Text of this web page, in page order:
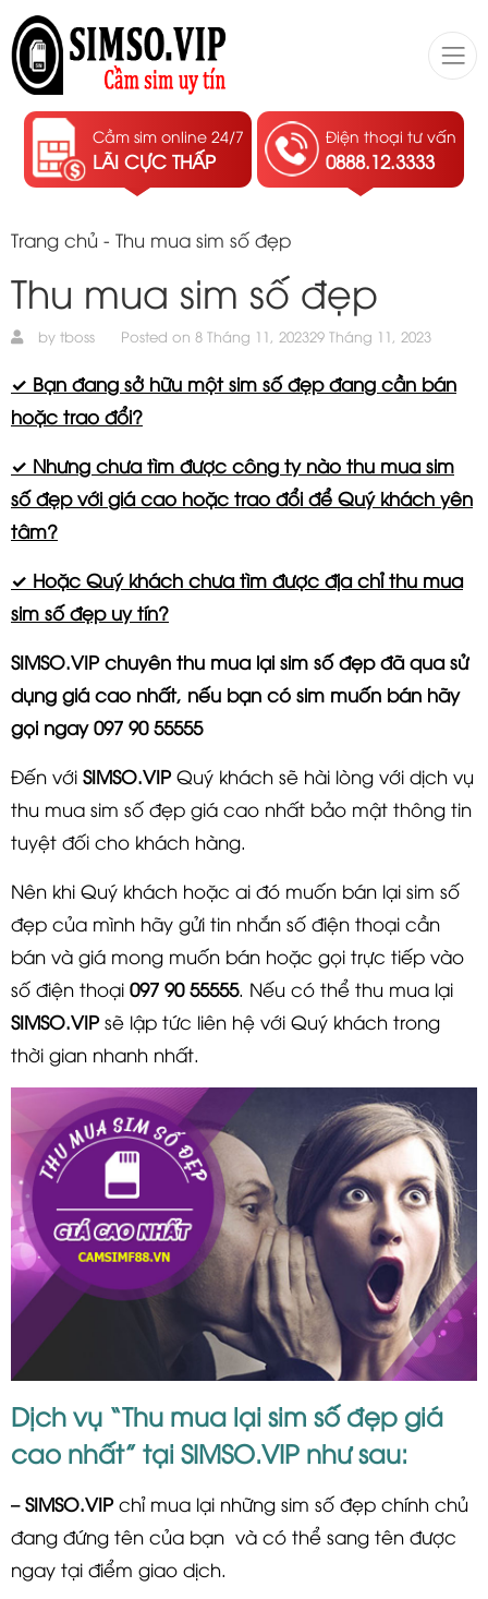
Cầm sim online 24/7
LÃI CỰC THẤP
Điện thoại tư vấn
0888.12.3333
Trang chủ - Thu mua sim số đẹp
Thu mua sim số đẹp
by tboss Posted on 8 Tháng 11, 202329 Tháng 11, 2023
✓ Bạn đang sở hữu một sim số đẹp đang cần bán
hoặc trao đổi?
✓ Nhưng chưa tìm được công ty nào thu mua sim
số đẹp với giá cao hoặc trao đổi để Quý khách yên
tâm?
✓ Hoặc Quý khách chưa tìm được địa chỉ thu mua
sim số đẹp uy tín?
SIMSO.VIP chuyên thu mua lại sim số đẹp đã qua sử
dụng giá cao nhất, nếu bạn có sim muốn bán hãy
gọi ngay097 90 55555
Đến với SIMSO.VIP Quý khách sẽ hài lòng với dịch vụ
thu mua sim số đẹp giá cao nhất bảo mật thông tin
tuyệt đối cho khách hàng.
Nên khi Quý khách hoặc ai đó muốn bán lại sim số
đẹp của mình hãy gửi tin nhắn số điện thoại cần
bán và giá mong muốn bán hoặc gọi trực tiếp vào
số điện thoại 097 90 55555. Nếu có thể thu mua lại
SIMSO.VIP sẽ lập tức liên hệ với Quý khách trong
thời gian nhanh nhất.
Dịch vụ “Thu mua lại sim số đẹp giá
cao nhất” tại SIMSO.VIP như sau:
–SIMSO.VIP chỉ mua lại những sim số đẹp chính chủ
đang đứng tên của bạn và có thể sang tên được
ngay tại điểm giao dịch.